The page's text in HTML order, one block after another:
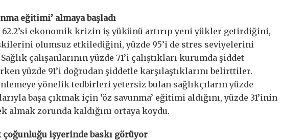
eğitimi’ almaya başladı
62.2’si ekonomik krizin iş yükünü artırıp yeni yükler getirdiğini,
olumsuz etkilediğini, yüzde 95’i de stres seviyelerini
çalışanlarının yüzde 71’i çalıştıkları kurumda şiddet
yüzde 91’i doğrudan şiddetle karşılaştıklarını belirttiler.
yönelik tedbirleri yetersiz bulan sağlıkçıların yüzde
başa çıkmak için ‘öz savunma’ eğitimi aldığını, yüzde 31’inin
almak zorunda kaldığını ortaya koydu.
çoğunluğu işyerinde baskı görüyor